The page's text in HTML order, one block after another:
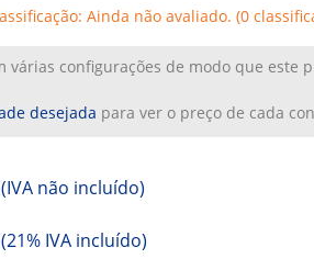
Ainda não avaliado. (0
várias configurações de modo que este
desejada para ver o preço de cada
(IVA não incluído)
(21% IVA incluído)